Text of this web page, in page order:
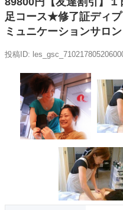
足コース★修了証ディ
ミュニケーションサロ
投稿ID: